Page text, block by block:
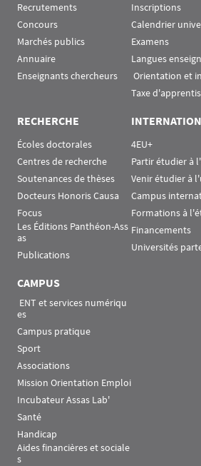
Recrutements
Concours
Marchés publics
Annuaire
Enseignants chercheurs
Inscriptions
Calendrier
Examens
Langues
Orientation et
Taxe
RECHERCHE
Écoles doctorales
Centres de recherche
Soutenances de thèses
Docteurs Honoris Causa
Focus
Les Éditions Panthéon-Ass
as
Publications
4EU+
Partir étudier à
Venir étudier à
Campus
Formations à
Financements
Universités
CAMPUS
es
Campus pratique
Sport
Associations
Mission Orientation Emploi
Incubateur Assas Lab'
Santé
Handicap
Aides financières et sociale
s